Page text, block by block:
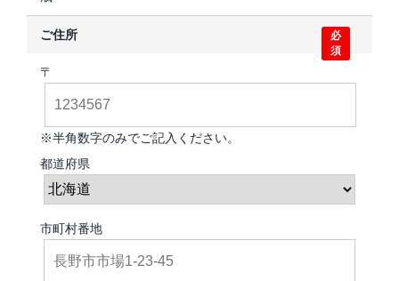
ご住所
必
須
〒
※半角数字のみでご記入ください。
都道府県
市町村番地